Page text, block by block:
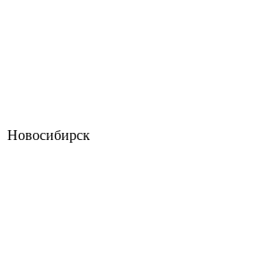
Новосибирск